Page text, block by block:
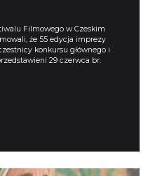
Filmowego w Czeskim
że 55 edycja imprezy
konkursu głównego i
29 czerwca br.